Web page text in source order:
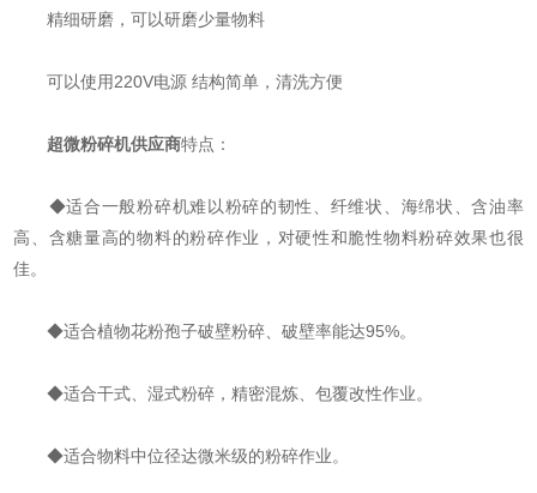
精细研磨，可以研磨少量物料
可以使用220V电源 结构简单，清洗方便
超微粉碎机供应商特点：
◆适合一般粉碎机难以粉碎的韧性、纤维状、海绵状、含油率
高、含糖量高的物料的粉碎作业，对硬性和脆性物料粉碎效果也很
佳。
◆适合植物花粉孢子破壁粉碎、破壁率能达95%。
◆适合干式、湿式粉碎，精密混炼、包覆改性作业。
◆适合物料中位径达微米级的粉碎作业。